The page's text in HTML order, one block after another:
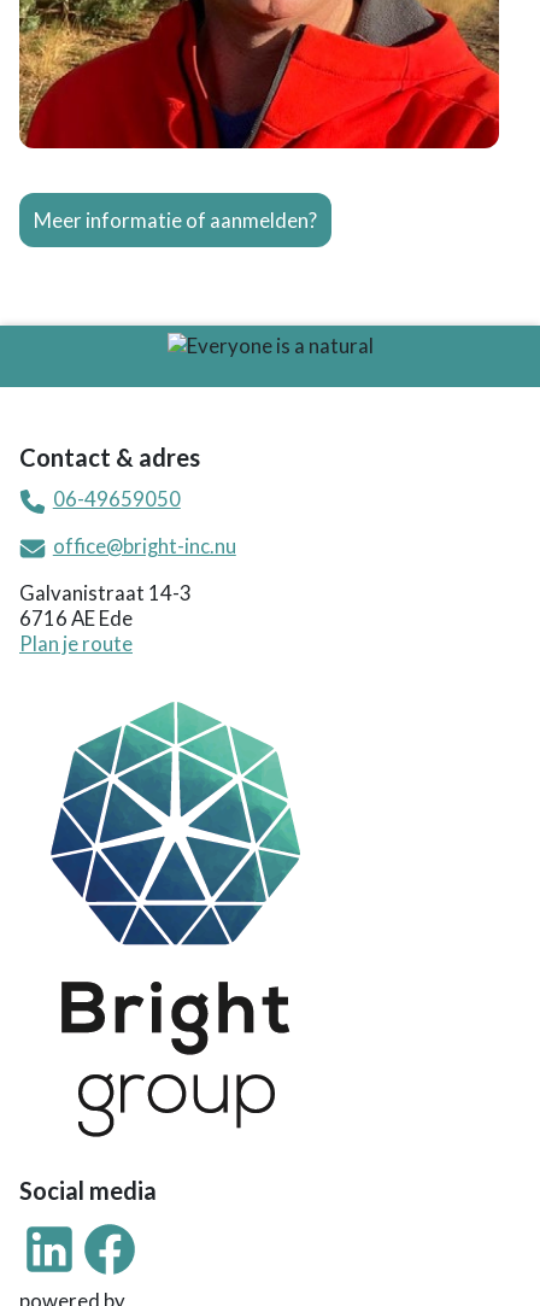
Meer informatie of aanmelden?
Contact & adres
06-49659050
office@bright-inc.nu
Galvanistraat 14-3
6716 AE Ede
Plan je route
Social media
powered by